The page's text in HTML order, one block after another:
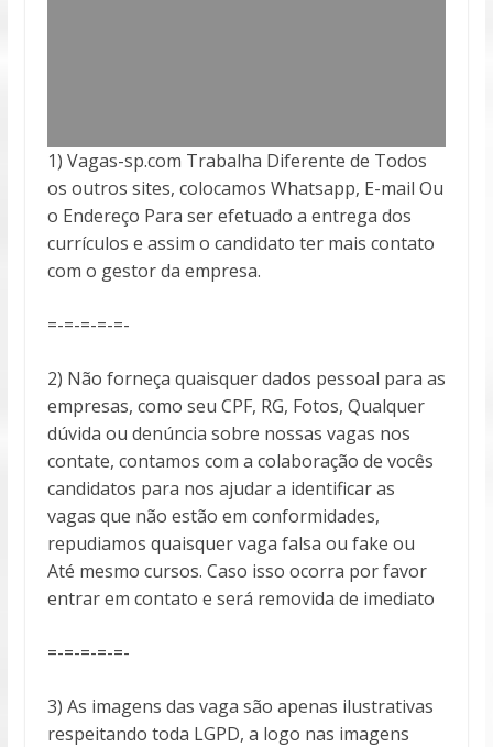
1) Vagas-sp.com Trabalha Diferente de Todos
os outros sites, colocamos Whatsapp, E-mail Ou
o Endereço Para ser efetuado a entrega dos
currículos e assim o candidato ter mais contato
com o gestor da empresa.
=-=-=-=-=-
2) Não forneça quaisquer dados pessoal para as
empresas, como seu CPF, RG, Fotos, Qualquer
dúvida ou denúncia sobre nossas vagas nos
contate, contamos com a colaboração de vocês
candidatos para nos ajudar a identificar as
vagas que não estão em conformidades,
repudiamos quaisquer vaga falsa ou fake ou
Até mesmo cursos. Caso isso ocorra por favor
entrar em contato e será removida de imediato
=-=-=-=-=-
3) As imagens das vaga são apenas ilustrativas
respeitando toda LGPD, a logo nas imagens